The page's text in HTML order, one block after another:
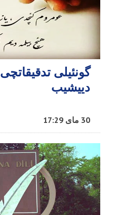
گونئیلی
دییشیب
30 مای 17:29